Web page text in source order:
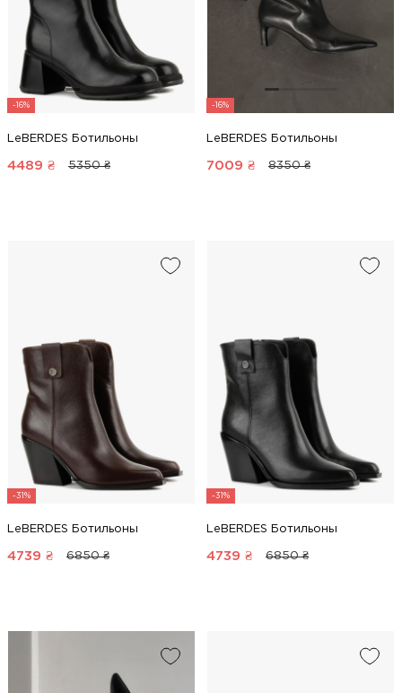
-16%
LeBERDES Ботильоны
4489 ₴ 5350 ₴
-16%
LeBERDES Ботильоны
7009 ₴ 8350 ₴
-31%
LeBERDES Ботильоны
4739 ₴ 6850 ₴
-31%
LeBERDES Ботильоны
4739 ₴ 6850 ₴